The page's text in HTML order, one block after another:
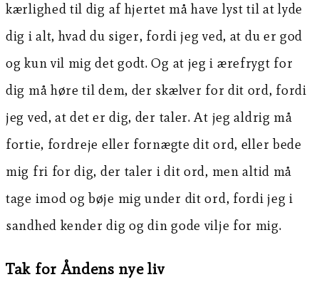
kærlighed til dig af hjertet må have lyst til at lyde
dig i alt, hvad du siger, fordi jeg ved, at du er god
og kun vil mig det godt. Og at jeg i ærefrygt for
dig må høre til dem, der skælver for dit ord, fordi
jeg ved, at det er dig, der taler. At jeg aldrig må
fortie, fordreje eller fornægte dit ord, eller bede
mig fri for dig, der taler i dit ord, men altid må
tage imod og bøje mig under dit ord, fordi jeg i
sandhed kender dig og din gode vilje for mig.
Tak for Åndens nye liv